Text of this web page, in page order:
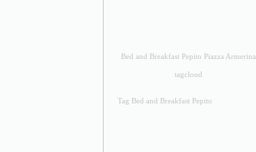
Bed and Breakfast Pepito Piazza Armerina
tagcloud
Tag Bed and Breakfast Pepito